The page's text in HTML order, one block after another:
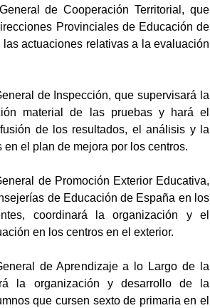
de Cooperación Territorial, que
Provinciales de Educación de
actuaciones relativas a la evaluación
de Inspección, que supervisará la
material de las pruebas y hará el
de los resultados, el análisis y la
el plan de mejora por los centros.
de Promoción Exterior Educativa,
de Educación de España en los
coordinará la organización y el
en los centros en el exterior.
de Aprendizaje a lo Largo de la
la organización y desarrollo de la
que cursen sexto de primaria en el